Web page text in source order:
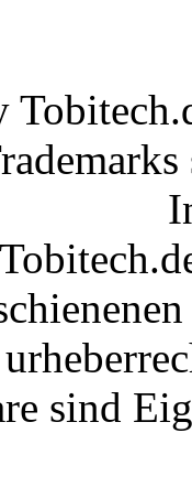
sind